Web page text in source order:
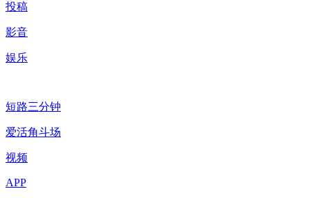
投稿
影音
娱乐
短路三分钟
爱活角斗场
视频
APP